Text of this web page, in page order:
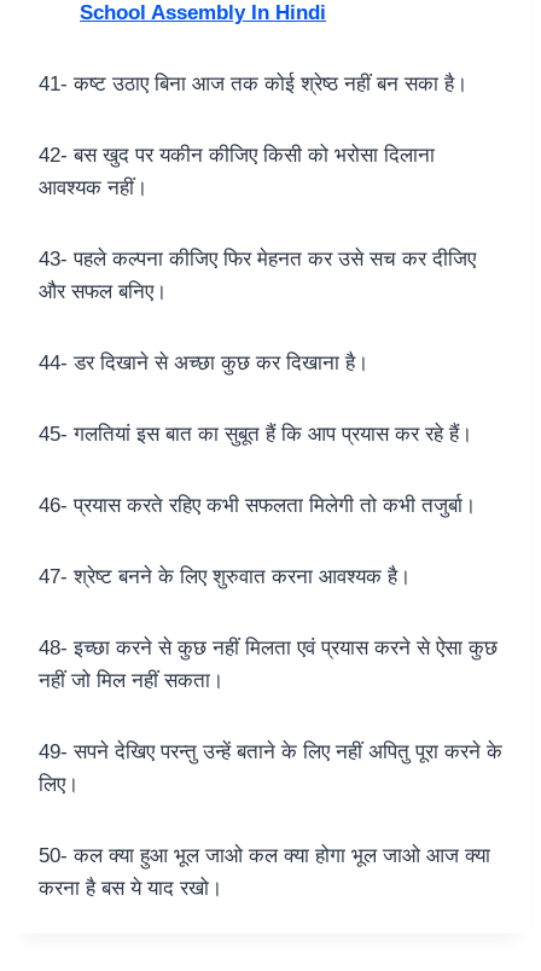
School Assembly In Hindi
41- कष्ट उठाए बिना आज तक कोई श्रेष्ठ नहीं बन सका है।
42- बस खुद पर यकीन कीजिए किसी को भरोसा दिलाना
आवश्यक नहीं।
43- पहले कल्पना कीजिए फिर मेहनत कर उसे सच कर दीजिए
और सफल बनिए।
44- डर दिखाने से अच्छा कुछ कर दिखाना है।
45- गलतियां इस बात का सुबूत हैं कि आप प्रयास कर रहे हैं।
46- प्रयास करते रहिए कभी सफलता मिलेगी तो कभी तजुर्बा।
47- श्रेष्ट बनने के लिए शुरुवात करना आवश्यक है।
48- इच्छा करने से कुछ नहीं मिलता एवं प्रयास करने से ऐसा कुछ
नहीं जो मिल नहीं सकता।
49- सपने देखिए परन्तु उन्हें बताने के लिए नहीं अपितु पूरा करने के
लिए।
50- कल क्या हुआ भूल जाओ कल क्या होगा भूल जाओ आज क्या
करना है बस ये याद रखो।